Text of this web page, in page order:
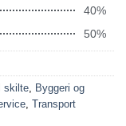
40%
50%
skilte, Byggeri og
, Transport